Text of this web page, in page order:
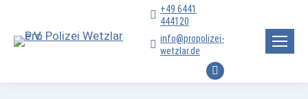
+49 6441
444120
info@propolizei-
wetzlar.de
Facebook